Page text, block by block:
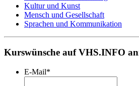
Kultur und Kunst
Mensch und Gesellschaft
Sprachen und Kommunikation
Kurswünsche auf VHS.INFO
E-Mail*